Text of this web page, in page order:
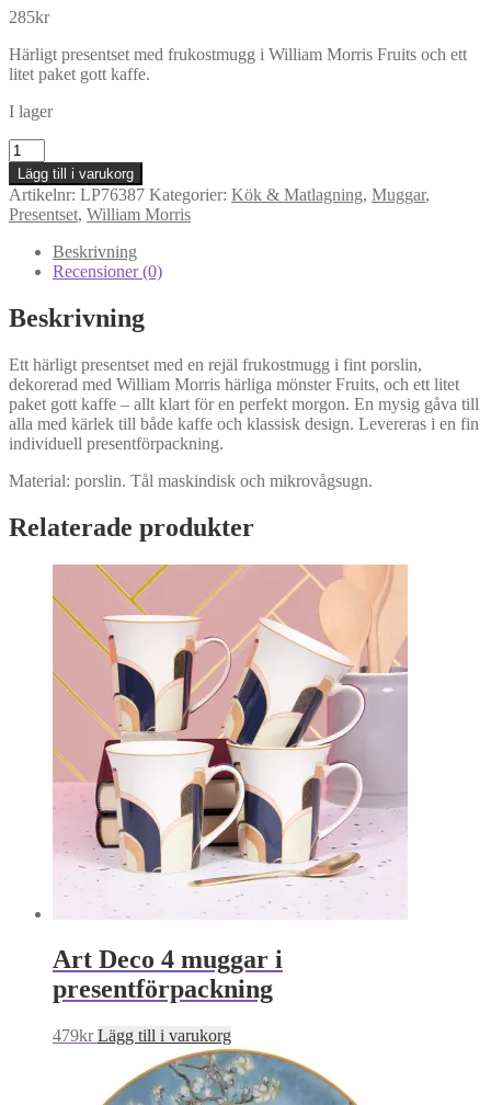
285kr
Härligt presentset med frukostmugg i William Morris Fruits och ett
litet paket gott kaffe.
I lager
W
Morris
Fruits
Frukostmugg
&
kaffe
mängd
Lägg till i varukorg
Artikelnr: LP76387 Kategorier: Kök & Matlagning, Muggar,
Presentset, William Morris
Beskrivning
Recensioner (0)
Beskrivning
Ett härligt presentset med en rejäl frukostmugg i fint porslin,
dekorerad med William Morris härliga mönster Fruits, och ett litet
paket gott kaffe – allt klart för en perfekt morgon. En mysig gåva till
alla med kärlek till både kaffe och klassisk design. Levereras i en fin
individuell presentförpackning.
Material: porslin. Tål maskindisk och mikrovågsugn.
Relaterade produkter
Art Deco 4 muggar i
presentförpackning
479kr Lägg till i varukorg